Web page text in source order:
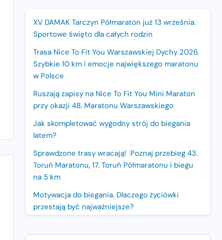
XV DAMAK Tarczyn Półmaraton już 13 września.
Sportowe święto dla całych rodzin
Trasa Nice To Fit You Warszawskiej Dychy 2026.
Szybkie 10 km i emocje największego maratonu
w Polsce
Ruszają zapisy na Nice To Fit You Mini Maraton
przy okazji 48. Maratonu Warszawskiego
Jak skompletować wygodny strój do biegania
latem?
Sprawdzone trasy wracają! Poznaj przebieg 43.
Toruń Maratonu, 17. Toruń Półmaratonu i biegu
na 5 km
Motywacja do biegania. Dlaczego życiówki
przestają być najważniejsze?
edycja z rekordową pulą nagród i większym